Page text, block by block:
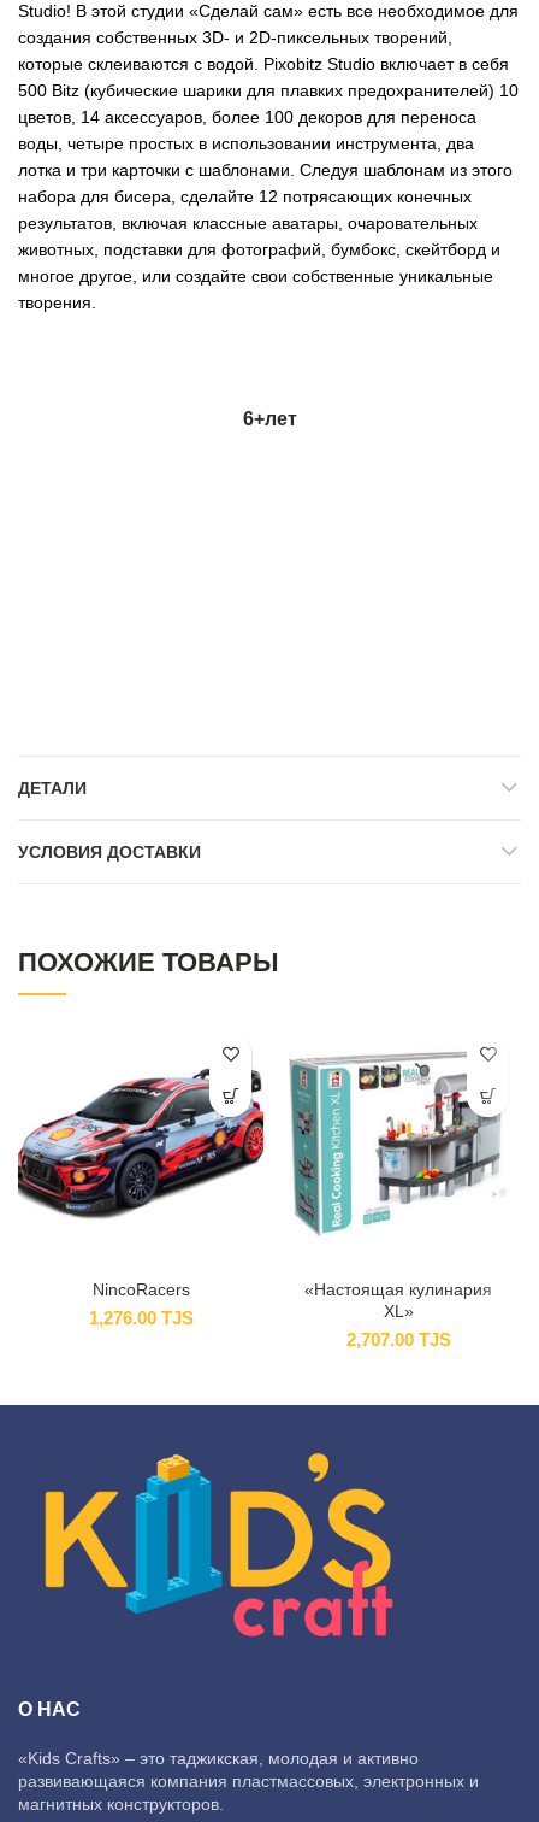
Studio! В этой студии «Сделай сам» есть все необходимое для
создания собственных 3D- и 2D-пиксельных творений,
которые склеиваются с водой. Pixobitz Studio включает в себя
500 Bitz (кубические шарики для плавких предохранителей) 10
цветов, 14 аксессуаров, более 100 декоров для переноса
воды, четыре простых в использовании инструмента, два
лотка и три карточки с шаблонами. Следуя шаблонам из этого
набора для бисера, сделайте 12 потрясающих конечных
результатов, включая классные аватары, очаровательных
животных, подставки для фотографий, бумбокс, скейтборд и
многое другое, или создайте свои собственные уникальные
творения.
6+лет
ДЕТАЛИ
УСЛОВИЯ ДОСТАВКИ
ПОХОЖИЕ ТОВАРЫ
NincoRacers
1,276.00 TJS
«Настоящая кулинария
XL»
2,707.00 TJS
О НАС
«Kids Crafts» – это таджикская, молодая и активно
развивающаяся компания пластмассовых, электронных и
магнитных конструкторов.